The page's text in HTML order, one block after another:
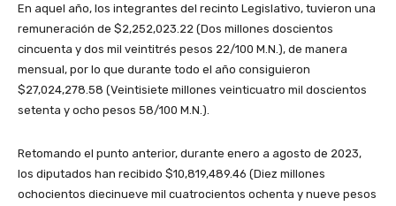
En aquel año, los integrantes del recinto Legislativo, tuvieron una
remuneración de $2,252,023.22 (Dos millones doscientos
cincuenta y dos mil veintitrés pesos 22/100 M.N.), de manera
mensual, por lo que durante todo el año consiguieron
$27,024,278.58 (Veintisiete millones veinticuatro mil doscientos
setenta y ocho pesos 58/100 M.N.).
Retomando el punto anterior, durante enero a agosto de 2023,
los diputados han recibido $10,819,489.46 (Diez millones
ochocientos diecinueve mil cuatrocientos ochenta y nueve pesos